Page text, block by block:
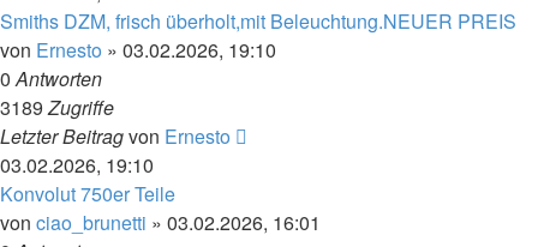
Smiths DZM, frisch überholt,mit Beleuchtung.NEUER PREIS
von Ernesto » 03.02.2026, 19:10
0Antworten
3189Zugriffe
Letzter Beitragvon Ernesto
03.02.2026, 19:10
Konvolut 750er Teile
von ciao_brunetti » 03.02.2026, 16:01